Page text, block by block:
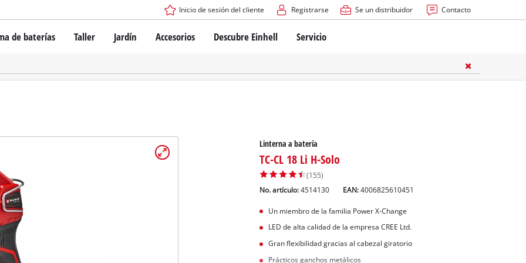
Inicio de sesión del cliente Registrarse Se un distribuidor Contacto
de baterías
de batería Power X-Change
Einhell PROFESSIONAL
dispositivos PROFESSIONAL
eléctricas PROFESSIONAL
de jardín PROFESSIONAL
Taller
Destornillador inalámbrico
Rotomartillos
Jardín Accesorios Descubre Einhell Servicio
Linterna a batería
TC-CL 18 Li H-Solo
(155)
No. artículo: 4514130 EAN:4006825610451
Un miembro de la familia Power X-Change
LED de alta calidad de la empresa CREE Ltd.
Gran flexibilidad gracias al cabezal giratorio
Prácticos ganchos metálicos